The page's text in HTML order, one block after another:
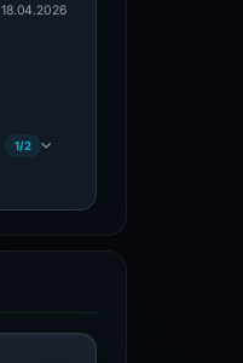
18.04.2026
1/2